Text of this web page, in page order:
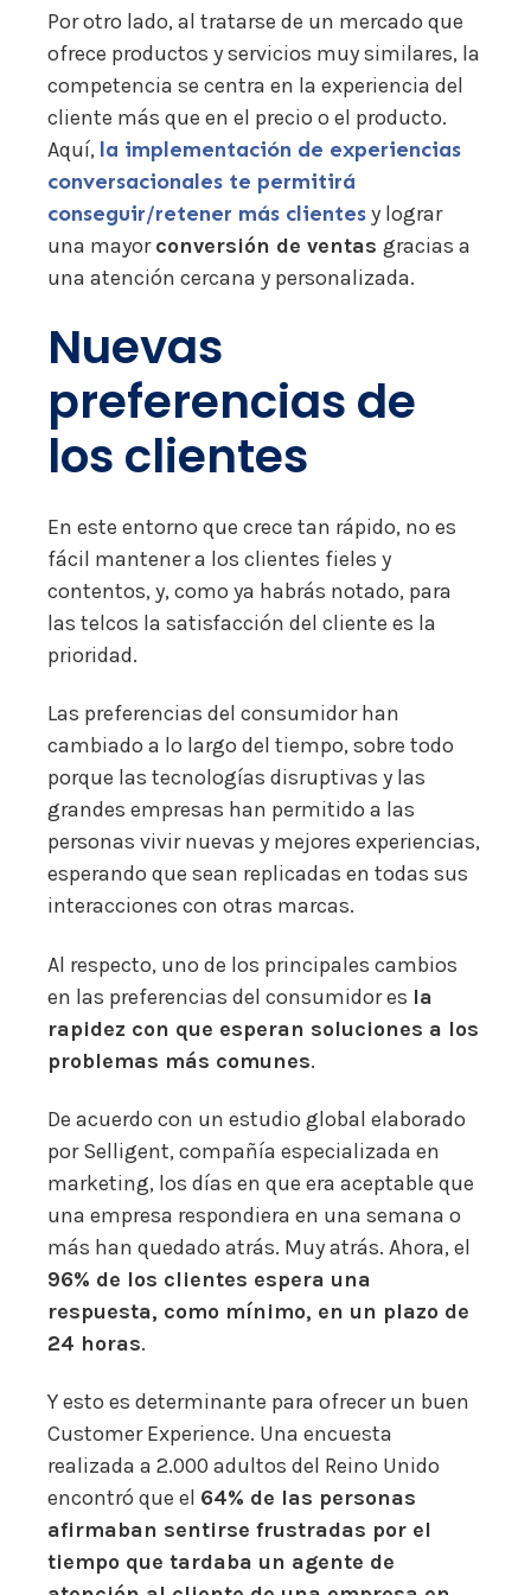
Por otro lado, al tratarse de un mercado que
ofrece productos y servicios muy similares, la
competencia se centra en la experiencia del
cliente más que en el precio o el producto.
Aquí, la implementación de experiencias
conversacionales te permitirá
conseguir/retener más clientesy lograr
una mayorconversión de ventas gracias a
una atención cercana y personalizada.
Nuevas
preferencias de
los clientes
En este entorno que crece tan rápido, no es
fácil mantener a los clientes fieles y
contentos, y, como ya habrás notado, para
las telcos la satisfacción del cliente es la
prioridad.
Las preferencias del consumidor han
cambiado a lo largo del tiempo, sobre todo
porque las tecnologías disruptivas y las
grandes empresas han permitido a las
personas vivir nuevas y mejores experiencias,
esperando que sean replicadas en todas sus
interacciones con otras marcas.
Al respecto, uno de los principales cambios
en las preferencias del consumidor es la
rapidez con que esperan soluciones a los
problemas más comunes.
De acuerdo con un estudio global elaborado
por Selligent, compañía especializada en
marketing, los días en que era aceptable que
una empresa respondiera en una semana o
más han quedado atrás. Muy atrás. Ahora, el
96% de los clientes espera una
respuesta, como mínimo, en un plazo de
24 horas.
Y esto es determinante para ofrecer un buen
Customer Experience. Una encuesta
realizada a 2.000 adultos del Reino Unido
encontró que el 64% de las personas
afirmaban sentirse frustradas por el
tiempo que tardaba un agente de